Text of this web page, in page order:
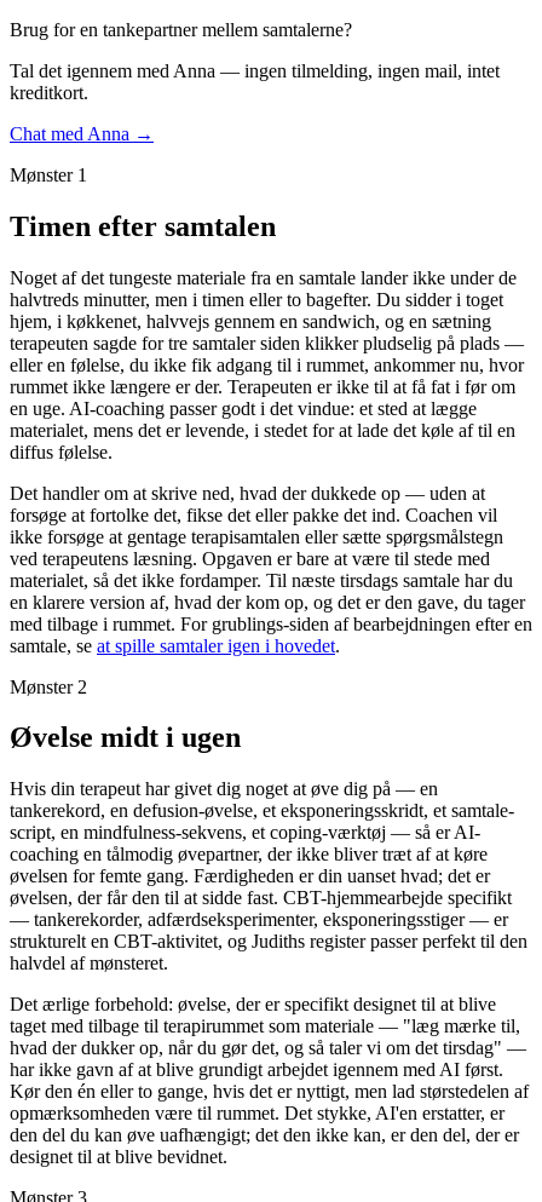
Brug for en tankepartner mellem samtalerne?
Tal det igennem med Anna — ingen tilmelding, ingen mail, intet
kreditkort.
Chat med Anna →
Mønster 1
Timen efter samtalen
Noget af det tungeste materiale fra en samtale lander ikke under de
halvtreds minutter, men i timen eller to bagefter. Du sidder i toget
hjem, i køkkenet, halvvejs gennem en sandwich, og en sætning
terapeuten sagde for tre samtaler siden klikker pludselig på plads —
eller en følelse, du ikke fik adgang til i rummet, ankommer nu, hvor
rummet ikke længere er der. Terapeuten er ikke til at få fat i før om
en uge. AI-coaching passer godt i det vindue: et sted at lægge
materialet, mens det er levende, i stedet for at lade det køle af til en
diffus følelse.
Det handler om at skrive ned, hvad der dukkede op — uden at
forsøge at fortolke det, fikse det eller pakke det ind. Coachen vil
ikke forsøge at gentage terapisamtalen eller sætte spørgsmålstegn
ved terapeutens læsning. Opgaven er bare at være til stede med
materialet, så det ikke fordamper. Til næste tirsdags samtale har du
en klarere version af, hvad der kom op, og det er den gave, du tager
med tilbage i rummet. For grublings-siden af bearbejdningen efter en
samtale, se at spille samtaler igen i hovedet.
Mønster 2
Øvelse midt i ugen
Hvis din terapeut har givet dig noget at øve dig på — en
tankerekord, en defusion-øvelse, et eksponeringsskridt, et samtale-
script, en mindfulness-sekvens, et coping-værktøj — så er AI-
coaching en tålmodig øvepartner, der ikke bliver træt af at køre
øvelsen for femte gang. Færdigheden er din uanset hvad; det er
øvelsen, der får den til at sidde fast. CBT-hjemmearbejde specifikt
— tankerekorder, adfærdseksperimenter, eksponeringsstiger — er
strukturelt en CBT-aktivitet, og Judiths register passer perfekt til den
halvdel af mønsteret.
Det ærlige forbehold: øvelse, der er specifikt designet til at blive
taget med tilbage til terapirummet som materiale — "læg mærke til,
hvad der dukker op, når du gør det, og så taler vi om det tirsdag" —
har ikke gavn af at blive grundigt arbejdet igennem med AI først.
Kør den én eller to gange, hvis det er nyttigt, men lad størstedelen af
opmærksomheden være til rummet. Det stykke, AI'en erstatter, er
den del du kan øve uafhængigt; det den ikke kan, er den del, der er
designet til at blive bevidnet.